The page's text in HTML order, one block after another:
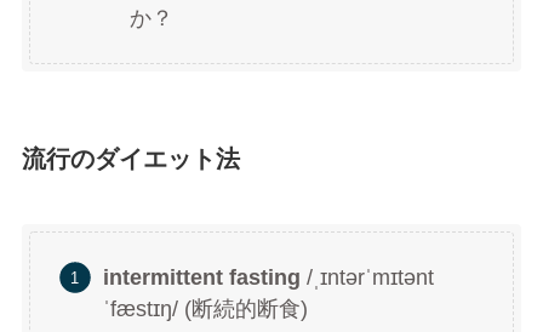
か？
流行のダイエット法
intermittent fasting /ˌɪntərˈmɪtənt
ˈfæstɪŋ/ (断続的断食)